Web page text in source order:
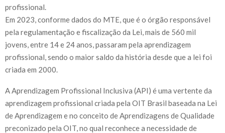
profissional.
Em 2023, conforme dados do MTE, que é o órgão responsável
pela regulamentação e fiscalização da Lei, mais de 560 mil
jovens, entre 14 e 24 anos, passaram pela aprendizagem
profissional, sendo o maior saldo da história desde que a lei foi
criada em 2000.
A Aprendizagem Profissional Inclusiva (API) é uma vertente da
aprendizagem profissional criada pela OIT Brasil baseada na Lei
de Aprendizagem e no conceito de Aprendizagens de Qualidade
preconizado pela OIT, no qual reconhece a necessidade de